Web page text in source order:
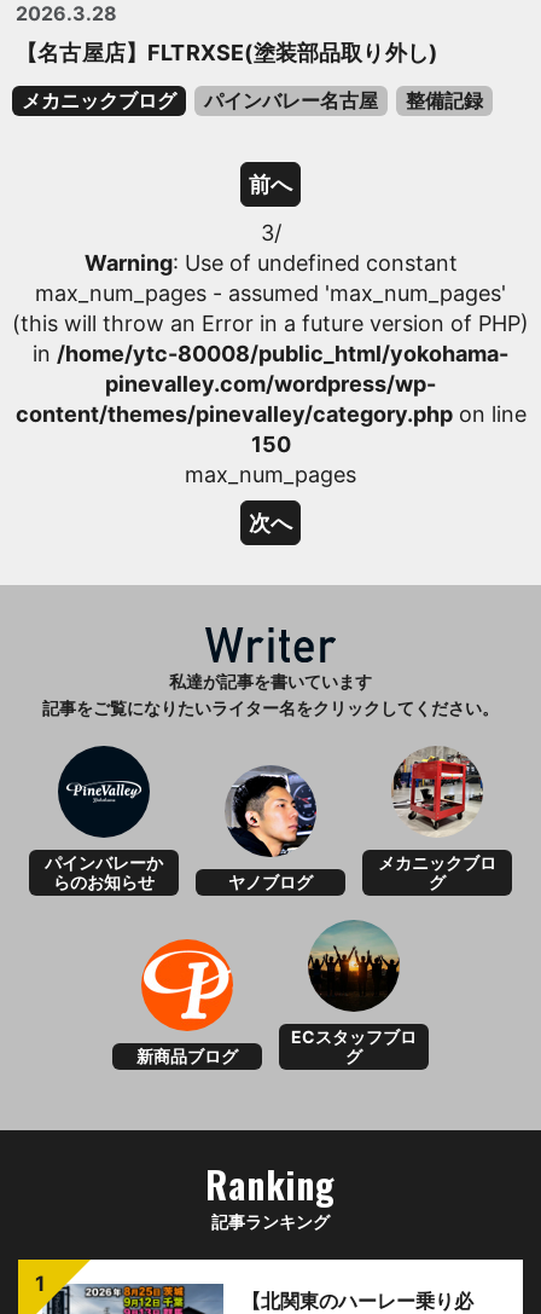
2026.3.28
【名古屋店】FLTRXSE(塗装部品取り外し)
メカニックブログ パインバレー名古屋 整備記録
前へ
3/
Warning: Use of undefined constant
max_num_pages - assumed 'max_num_pages'
(this will throw an Error in a future version of PHP)
in /home/ytc-80008/public_html/yokohama-
pinevalley.com/wordpress/wp-
content/themes/pinevalley/category.phpon line
150
max_num_pages
次へ
私達が記事を書いています
記事をご覧になりたいライター名をクリックしてください。
パインバレーか
らのお知らせ
ヤノブログ
メカニックブロ
グ
新商品ブログ
ECスタッフブロ
グ
Ranking
記事ランキング
【北関東のハーレー乗り必